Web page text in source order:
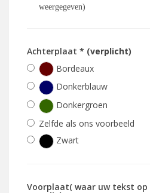
weergegeven)
Achterplaat * (verplicht)
Bordeaux
Donkerblauw
Donkergroen
Zelfde als ons voorbeeld
Zwart
Voorplaat( waar uw tekst